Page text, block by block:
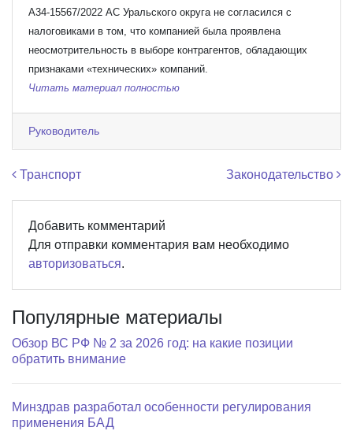
А34-15567/2022 АС Уральского округа не согласился с
налоговиками в том, что компанией была проявлена
неосмотрительность в выборе контрагентов, обладающих
признаками «технических» компаний.
Читать материал полностью
Руководитель
Навигация по записям
Транспорт Законодательство
Добавить комментарий
Для отправки комментария вам необходимо
авторизоваться.
Популярные материалы
Обзор ВС РФ № 2 за 2026 год: на какие позиции
обратить внимание
Минздрав разработал особенности регулирования
применения БАД